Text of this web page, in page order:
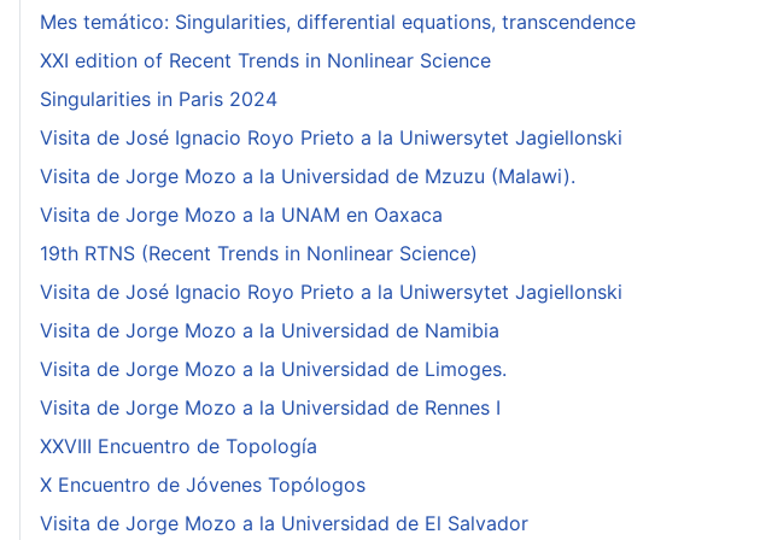
Mes temático: Singularities, differential equations, transcendence
XXI edition of Recent Trends in Nonlinear Science
Singularities in Paris 2024
Visita de José Ignacio Royo Prieto a la Uniwersytet Jagiellonski
Visita de Jorge Mozo a la Universidad de Mzuzu (Malawi).
Visita de Jorge Mozo a la UNAM en Oaxaca
19th RTNS (Recent Trends in Nonlinear Science)
Visita de José Ignacio Royo Prieto a la Uniwersytet Jagiellonski
Visita de Jorge Mozo a la Universidad de Namibia
Visita de Jorge Mozo a la Universidad de Limoges.
Visita de Jorge Mozo a la Universidad de Rennes I
XXVIII Encuentro de Topología
X Encuentro de Jóvenes Topólogos
Visita de Jorge Mozo a la Universidad de El Salvador